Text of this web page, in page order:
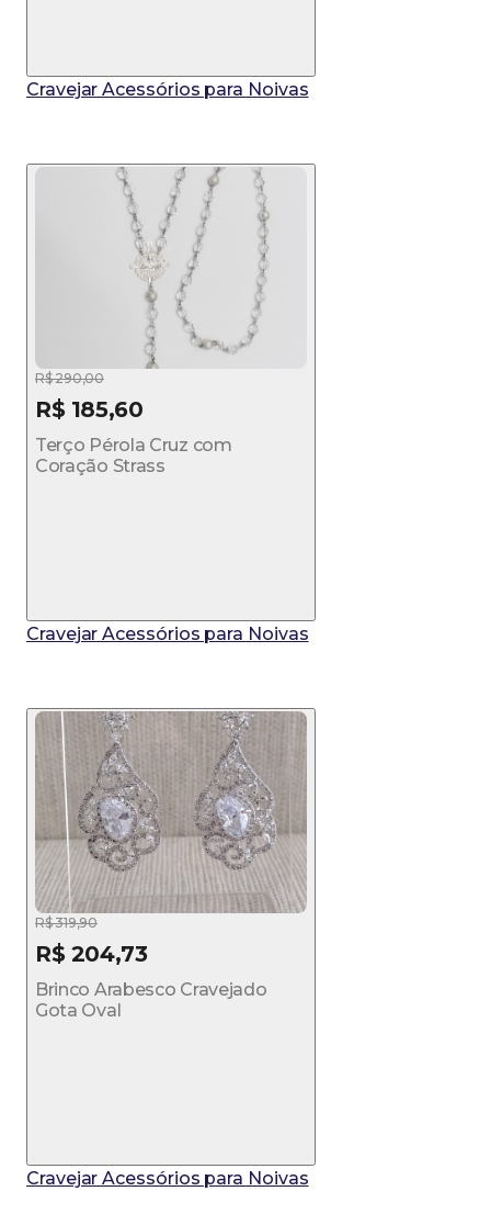
Cravejar Acessórios para Noivas
R$ 290,00
R$ 185,60
Terço Pérola Cruz com
Coração Strass
Cravejar Acessórios para Noivas
R$ 319,90
R$ 204,73
Brinco Arabesco Cravejado
Gota Oval
Cravejar Acessórios para Noivas